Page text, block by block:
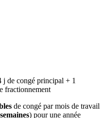
j de congé principal + 1
fractionnement
de congé par mois de travail
) pour une année